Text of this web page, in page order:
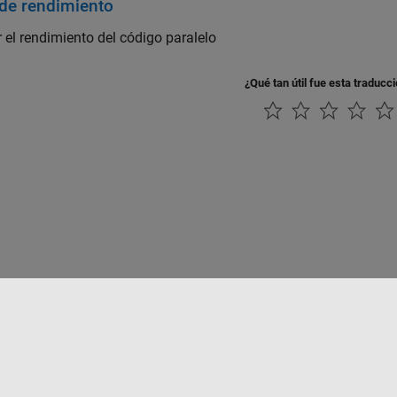
rendimiento
el rendimiento del código paralelo
¿Qué tan útil fue esta